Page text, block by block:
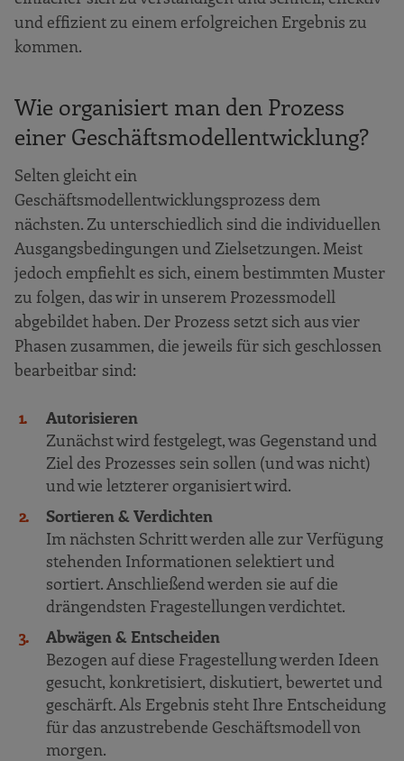
und effizient zu einem erfolgreichen Ergebnis zu
kommen.
Wie organisiert man den Prozess
einer Geschäftsmodellentwicklung?
Selten gleicht ein
Geschäftsmodellentwicklungsprozess dem
nächsten. Zu unterschiedlich sind die individuellen
Ausgangsbedingungen und Zielsetzungen. Meist
jedoch empfiehlt es sich, einem bestimmten Muster
zu folgen, das wir in unserem Prozessmodell
abgebildet haben. Der Prozess setzt sich aus vier
Phasen zusammen, die jeweils für sich geschlossen
bearbeitbar sind:
Autorisieren
Zunächst wird festgelegt, was Gegenstand und
Ziel des Prozesses sein sollen (und was nicht)
und wie letzterer organisiert wird.
Sortieren & Verdichten
Im nächsten Schritt werden alle zur Verfügung
stehenden Informationen selektiert und
sortiert. Anschließend werden sie auf die
drängendsten Fragestellungen verdichtet.
Abwägen & Entscheiden
Bezogen auf diese Fragestellung werden Ideen
gesucht, konkretisiert, diskutiert, bewertet und
geschärft. Als Ergebnis steht Ihre Entscheidung
für das anzustrebende Geschäftsmodell von
morgen.